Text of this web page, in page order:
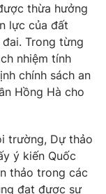
thừa hưởng
lực của đất
Trong từng
nhiệm tính
chính sách an
Hồng Hà cho
trường, Dự thảo
ý kiến Quốc
thảo trong các
đạt được sự